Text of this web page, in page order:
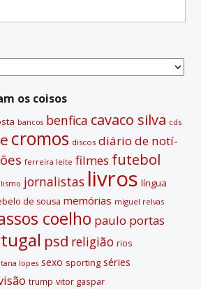
os coisos
bancos benfica cavaco silva cds
cromos discos diário de notí­
ferreira leite filmes futebol
jornalistas livros lí­ngua
de sousa memórias miguel relvas
coelho paulo portas
psd religião rios
lopes sexo sporting séries
trump vitor gaspar